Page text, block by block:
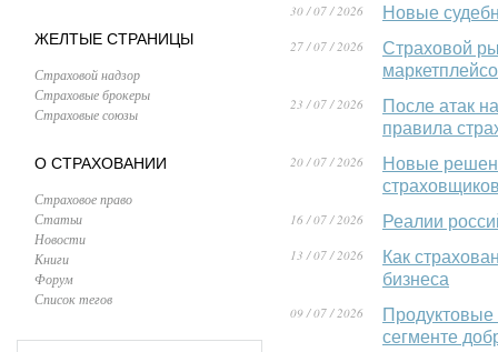
ЖЕЛТЫЕ СТРАНИЦЫ
Страховой надзор
Страховые брокеры
Страховые союзы
О СТРАХОВАНИИ
Страховое право
Статьи
Новости
Книги
Форум
Список тегов
30 / 07 / 2026 Новые
27 / 07 / 2026
Страховой
23 / 07 / 2026
После атак
правила
20 / 07 / 2026
Новые
16 / 07 / 2026 Реалии
13 / 07 / 2026
Как
бизнеса
09 / 07 / 2026
сегменте